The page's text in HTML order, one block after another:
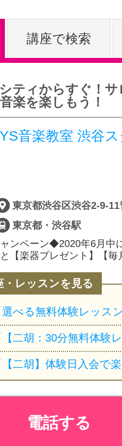
やりたいこ
特集をみる
グッドスク
サイトマッ
講座で検索
ティからすぐ！サ
楽を楽しもう！
音楽教室 渋谷
東京都・渋谷駅
ンペーン◆2020年6月中
【楽器プレゼント】【
・レッスンを見る
電話する